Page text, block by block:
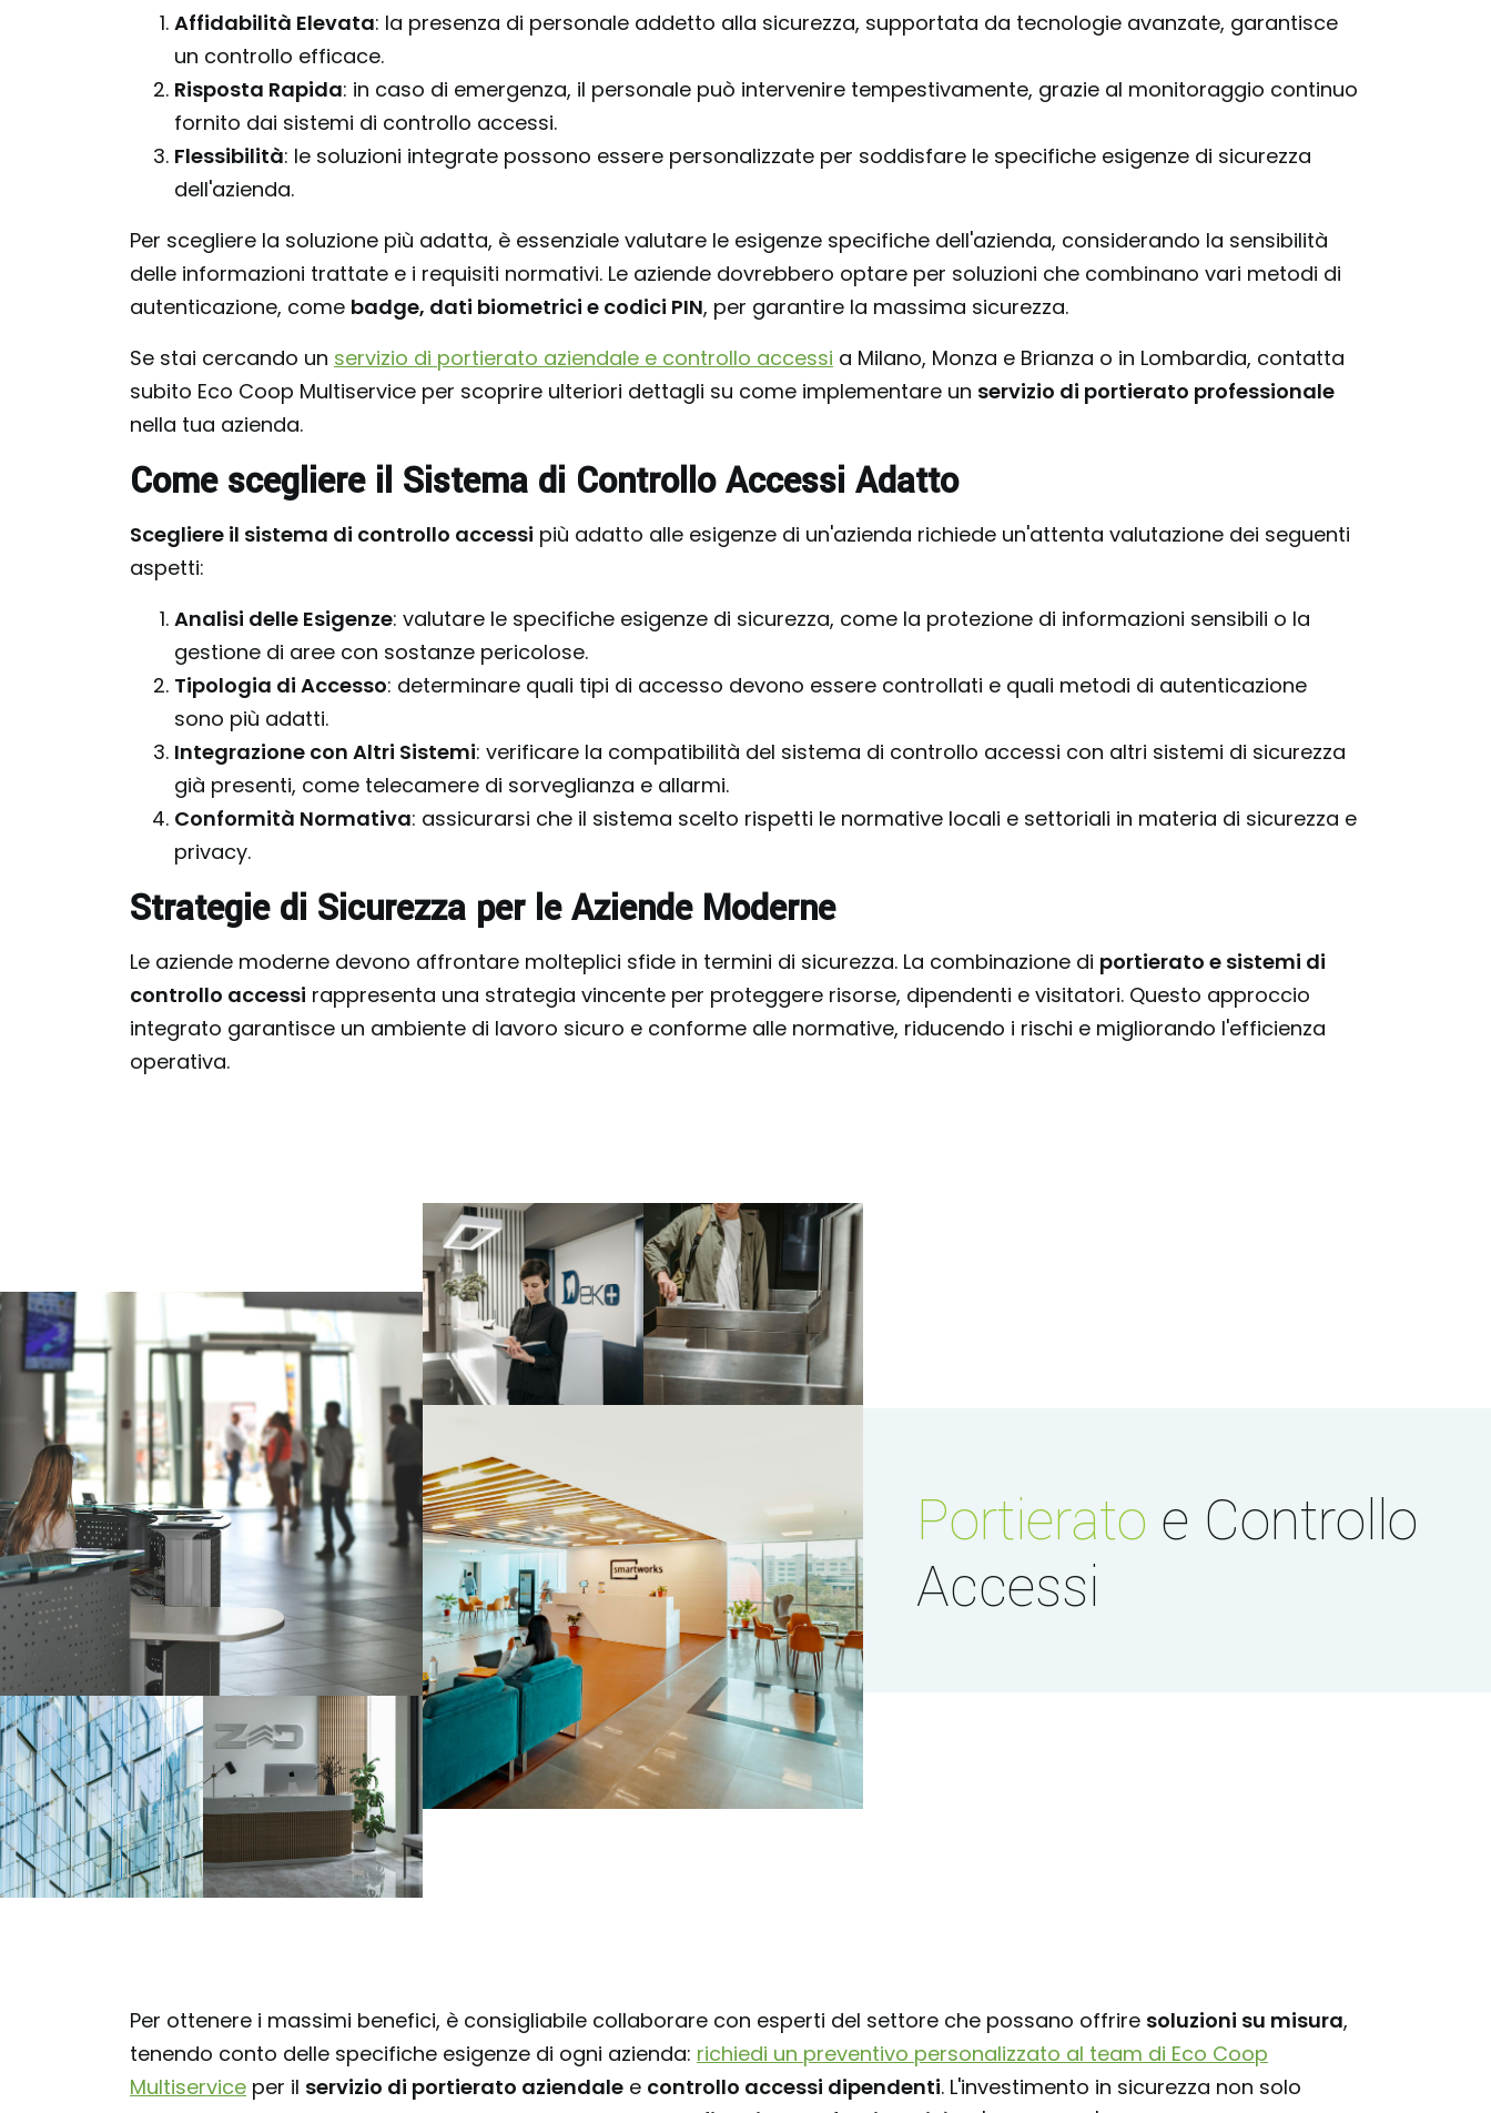
Affidabilità Elevata: la presenza di personale addetto alla sicurezza, supportata da tecnologie avanzate, garantisce
un controllo efficace.
Risposta Rapida: in caso di emergenza, il personale può intervenire tempestivamente, grazie al monitoraggio continuo
fornito dai sistemi di controllo accessi.
Flessibilità: le soluzioni integrate possono essere personalizzate per soddisfare le specifiche esigenze di sicurezza
dell'azienda.
Per scegliere la soluzione più adatta, è essenziale valutare le esigenze specifiche dell'azienda, considerando la sensibilità
delle informazioni trattate e i requisiti normativi. Le aziende dovrebbero optare per soluzioni che combinano vari metodi di
autenticazione, come badge, dati biometrici e codici PIN, per garantire la massima sicurezza​.
Se stai cercando un servizio di portierato aziendale e controllo accessi a Milano, Monza e Brianza o in Lombardia, contatta
subito Eco Coop Multiservice per scoprire ulteriori dettagli su come implementare un servizio di portierato professionale
nella tua azienda.
Come scegliere il Sistema di Controllo Accessi Adatto
Scegliere il sistema di controllo accessi più adatto alle esigenze di un'azienda richiede un'attenta valutazione dei seguenti
aspetti:
Analisi delle Esigenze: valutare le specifiche esigenze di sicurezza, come la protezione di informazioni sensibili o la
gestione di aree con sostanze pericolose.
Tipologia di Accesso: determinare quali tipi di accesso devono essere controllati e quali metodi di autenticazione
sono più adatti.
Integrazione con Altri Sistemi: verificare la compatibilità del sistema di controllo accessi con altri sistemi di sicurezza
già presenti, come telecamere di sorveglianza e allarmi.
Conformità Normativa: assicurarsi che il sistema scelto rispetti le normative locali e settoriali in materia di sicurezza e
privacy.
Strategie di Sicurezza per le Aziende Moderne
Le aziende moderne devono affrontare molteplici sfide in termini di sicurezza. La combinazione di portierato e sistemi di
controllo accessi rappresenta una strategia vincente per proteggere risorse, dipendenti e visitatori. Questo approccio
integrato garantisce un ambiente di lavoro sicuro e conforme alle normative, riducendo i rischi e migliorando l'efficienza
operativa.
Portierato e Controllo
Accessi
Per ottenere i massimi benefici, è consigliabile collaborare con esperti del settore che possano offrire soluzioni su misura,
tenendo conto delle specifiche esigenze di ogni azienda: richiedi un preventivo personalizzato al team di Eco Coop
Multiservice per il servizio di portierato aziendale e controllo accessi dipendenti. L'investimento in sicurezza non solo